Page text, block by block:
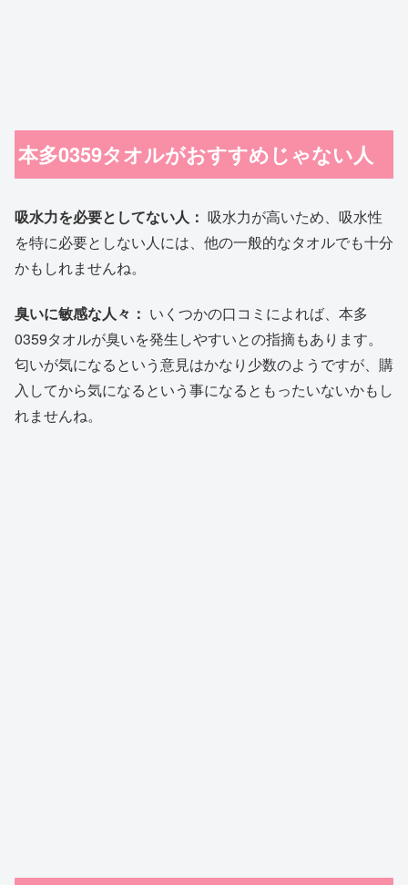
本多0359タオルがおすすめじゃない人
吸水力を必要としてない人： 吸水力が高いため、吸水性
を特に必要としない人には、他の一般的なタオルでも十分
かもしれませんね。
臭いに敏感な人々： いくつかの口コミによれば、本多
0359タオルが臭いを発生しやすいとの指摘もあります。
匂いが気になるという意見はかなり少数のようですが、購
入してから気になるという事になるともったいないかもし
れませんね。